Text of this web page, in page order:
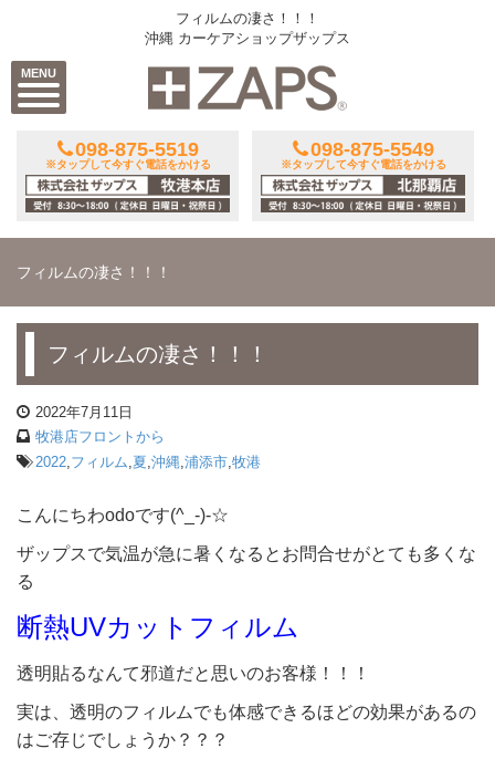
MENU
フィルムの凄さ！！！
沖縄 カーケアショップザップス
098-875-5519
※タップして今すぐ電話をかける
098-875-5549
※タップして今すぐ電話をかける
フィルムの凄さ！！！
フィルムの凄さ！！！
2022年7月11日
牧港店フロントから
2022 フィルム 夏 沖縄 浦添市 牧港
こんにちわodoです(^_-)-☆
ザップスで気温が急に暑くなるとお問合せがとても多くな
る
断熱UVカットフィルム
透明貼るなんて邪道だと思いのお客様！！！
実は、透明のフィルムでも体感できるほどの効果があるの
はご存じでしょうか？？？